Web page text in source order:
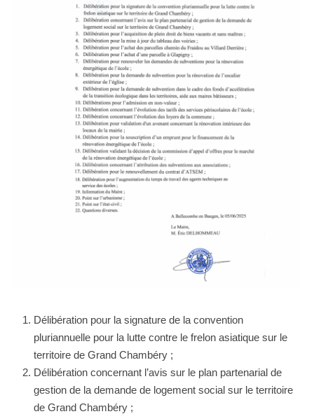
Délibération pour la signature de la convention
pluriannuelle pour la lutte contre le frelon asiatique sur le
territoire de Grand Chambéry ;
Délibération concernant l’avis sur le plan partenarial de
gestion de la demande de logement social sur le territoire
de Grand Chambéry ;